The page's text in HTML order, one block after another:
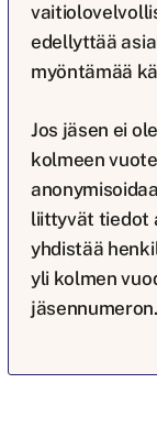
edellyttää
myöntämää
Jos jäsen ei
kolmeen
liittyvät tiedot
yhdistää
yli kolmen
jäsennumeron.